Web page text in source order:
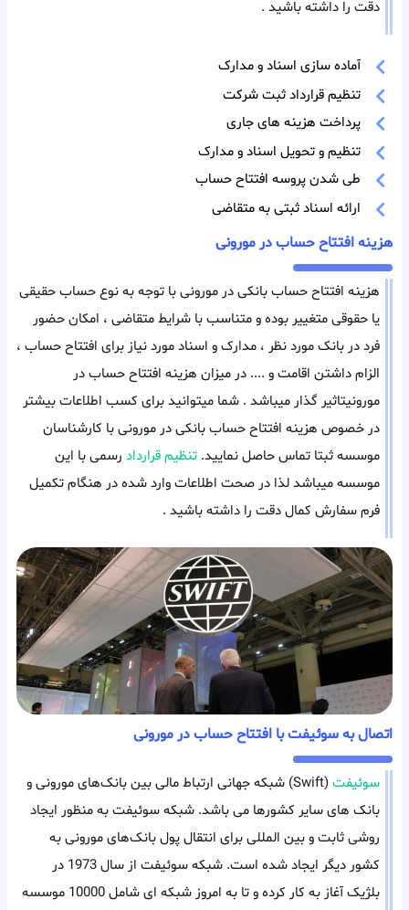
دقت را داشته باشید .
آماده سازی اسناد و مدارک
تنظیم قرارداد ثبت شرکت
پرداخت هزینه های جاری
تنظیم و تحویل اسناد و مدارک
طی شدن پروسه افتتاح حساب
ارائه اسناد ثبتی به متقاضی
هزینه افتتاح حساب در مورونی
هزینه افتتاح حساب بانکی در مورونی با توجه به نوع حساب حقیقی
یا حقوقی متغییر بوده و متناسب با شرایط متقاضی ، امکان حضور
فرد در بانک مورد نظر ، مدارک و اسناد مورد نیاز برای افتتاح حساب ،
الزام داشتن اقامت و .... در میزان هزینه افتتاح حساب در
مورونیتاثیر گذار میباشد . شما میتوانید برای کسب اطلاعات بیشتر
در خصوص هزینه افتتاح حساب بانکی در مورونی با کارشناسان
موسسه ثبتا تماس حاصل نمایید. تنظیم قرارداد رسمی با این
موسسه میباشد لذا در صحت اطلاعات وارد شده در هنگام تکمیل
فرم سفارش کمال دقت را داشته باشید .
اتصال به سوئیفت با افتتاح حساب در مورونی
سوئیفت
(Swift) شبکه جهانی ارتباط‌ مالی بین بانک‌های مورونی و
بانک های سایر کشورها می باشد. شبکه سوئیفت به منظور ایجاد
روشی ثابت و بین المللی برای انتقال پول بانک‌های مورونی به
کشور دیگر ایجاد شده است. شبکه سوئیفت از سال 1973 در
بلژیک آغاز به کار کرده و تا به امروز شبکه ای شامل 10000 موسسه